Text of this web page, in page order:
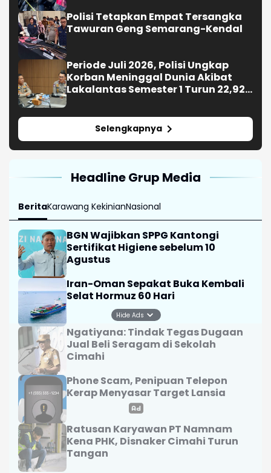
Polisi Tetapkan Empat Tersangka
Tawuran Geng Semarang-Kendal
Periode Juli 2026, Polisi Ungkap
Korban Meninggal Dunia Akibat
Lakalantas Semester 1 Turun 22,92
Selengkapnya
Headline Grup Media
BeritaKarawang KekinianNasional
BGN Wajibkan SPPG Kantongi
Sertifikat Higiene sebelum 10
Agustus
Iran-Oman Sepakat Buka Kembali
Selat Hormuz 60 Hari
Ngatiyana: Tindak Tegas Dugaan
Jual Beli Seragam di Sekolah
Cimahi
Phone Scam, Penipuan Telepon
Kerap Menyasar Target Lansia
Ratusan Karyawan PT Namnam
Kena PHK, Disnaker Cimahi Turun
Tangan
Hide Ads